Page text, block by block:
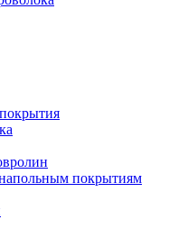
покрытиям